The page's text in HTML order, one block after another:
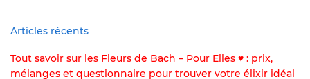
Articles récents
Tout savoir sur les Fleurs de Bach – Pour Elles ♥ : prix,
mélanges et questionnaire pour trouver votre élixir idéal